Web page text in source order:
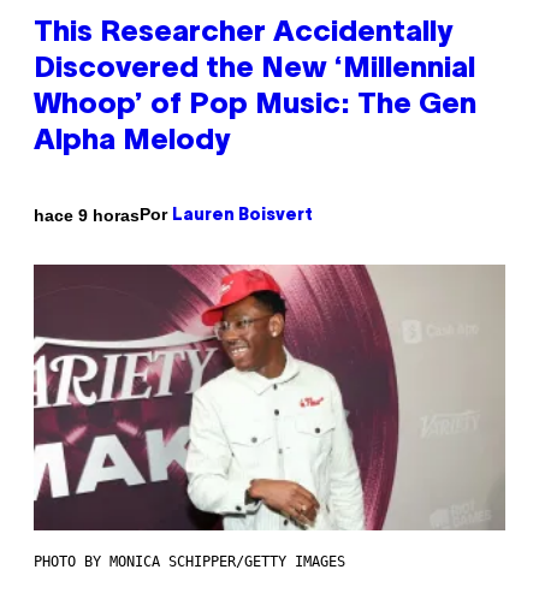
This Researcher Accidentally
Discovered the New ‘Millennial
Whoop’ of Pop Music: The Gen
Alpha Melody
hace 9 horasPor Lauren Boisvert
PHOTO BY MONICA SCHIPPER/GETTY IMAGES